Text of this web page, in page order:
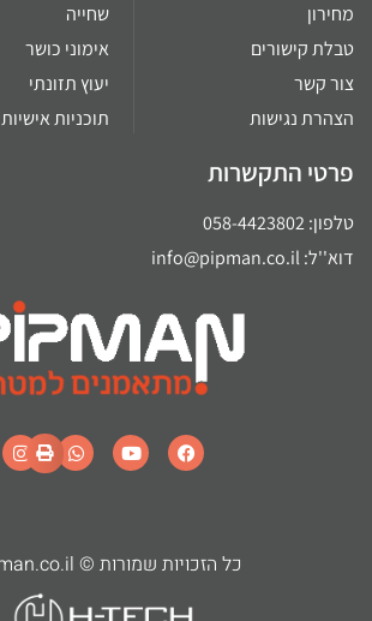
מחירון
טבלת קישורים
צור קשר
הצהרת נגישות
שחייה
אימוני כושר
יעוץ תזונתי
תוכניות אישיות
פרטי התקשרות
טלפון: 058-4423802
דוא''ל: info@pipman.co.il
כל הזכויות שמורות © pipman.co.il